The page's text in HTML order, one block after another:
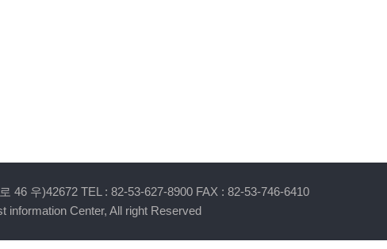
46 우)42672 TEL : 82-53-627-8900 FAX : 82-53-746-6410
information Center, All right Reserved